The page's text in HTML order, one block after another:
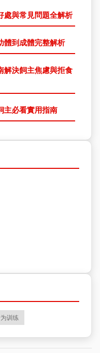
處與常見問題全解析
體到成體完整解析
解決飼主焦慮與拒食
主必看實用指南
训练